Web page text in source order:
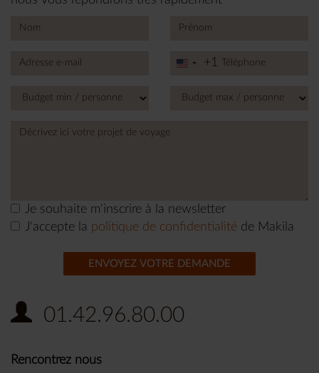
United
+1
+1
Je souhaite m'inscrire à la newsletter
J'accepte la politique de confidentialité de Makila
ENVOYEZ VOTRE DEMANDE
01.42.96.80.00
Rencontrez nous